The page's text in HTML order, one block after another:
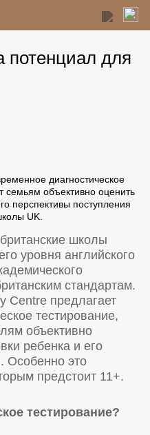
потенциал для
диагностическое
семьям объективно оценить
перспективы поступления
UK.
школы
уровня английского
стандартам.
Centre предлагает
тестирование,
объективно
ребенка и его
Особенно это
предстоит 11+.
тестирование?